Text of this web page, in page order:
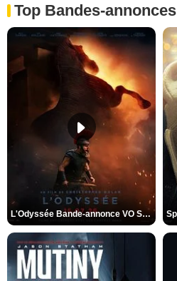
Top Bandes-annonces
L'Odyssée Bande-annonce VO STFR